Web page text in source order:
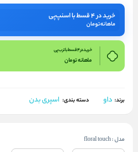
خرید در ۴ قسط با اسنپ‌پی
ماهانهتومان
خرید در 4 قسط با ترب پی
ماهانهتومان
برند: داو دسته بندی: اسپری بدن
مدل:
floral touch